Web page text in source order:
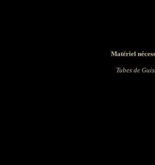
Matériel
Tubes de